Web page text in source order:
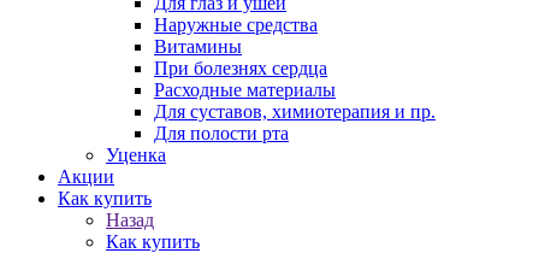
Наружные средства
Витамины
При болезнях сердца
Расходные материалы
Для суставов, химиотерапия и пр.
Для полости рта
Уценка
Акции
Как купить
Назад
Как купить